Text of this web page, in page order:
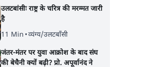
उलटबांसीः राष्ट्र के चरित्र की मरम्मत जारी
है
11 Min •व्यंग्य/उलटबाँसी
जंतर-मंतर पर युवा आक्रोश के बाद संघ
की बेचैनी क्यों बढ़ी? प्रो. अपूर्वानंद ने